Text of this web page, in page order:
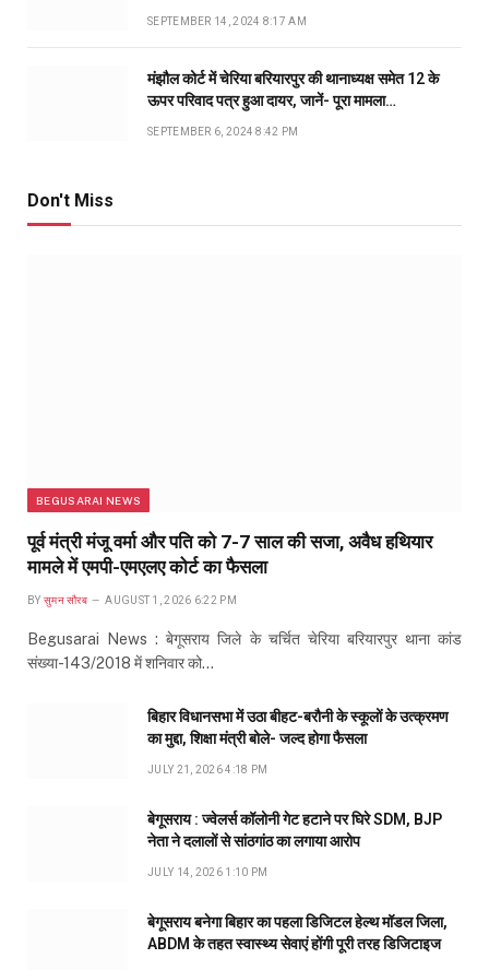
SEPTEMBER 14, 2024 8:17 AM
मंझौल कोर्ट में चेरिया बरियारपुर की थानाध्यक्ष समेत 12 के
ऊपर परिवाद पत्र हुआ दायर, जानें- पूरा मामला…
SEPTEMBER 6, 2024 8:42 PM
Don't Miss
BEGUSARAI NEWS
पूर्व मंत्री मंजू वर्मा और पति को 7-7 साल की सजा, अवैध हथियार
मामले में एमपी-एमएलए कोर्ट का फैसला
BY सुमन सौरब AUGUST 1, 2026 6:22 PM
Begusarai News : बेगूसराय जिले के चर्चित चेरिया बरियारपुर थाना कांड
संख्या-143/2018 में शनिवार को…
बिहार विधानसभा में उठा बीहट-बरौनी के स्कूलों के उत्क्रमण
का मुद्दा, शिक्षा मंत्री बोले- जल्द होगा फैसला
JULY 21, 2026 4:18 PM
बेगूसराय : ज्वेलर्स कॉलोनी गेट हटाने पर घिरे SDM, BJP
नेता ने दलालों से सांठगांठ का लगाया आरोप
JULY 14, 2026 1:10 PM
बेगूसराय बनेगा बिहार का पहला डिजिटल हेल्थ मॉडल जिला,
ABDM के तहत स्वास्थ्य सेवाएं होंगी पूरी तरह डिजिटाइज